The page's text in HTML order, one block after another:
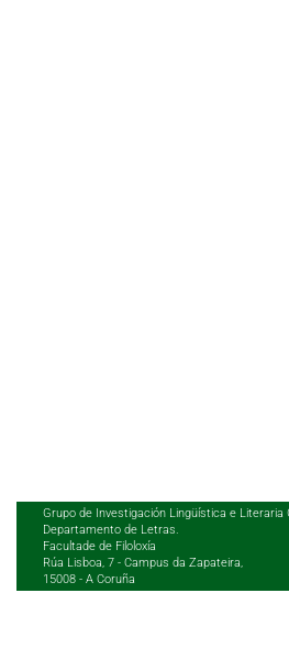
Grupo de Investigación Lingüística e Literaria
Departamento de Letras.
Facultade de Filoloxía
Rúa Lisboa, 7 - Campus da Zapateira,
15008 - A Coruña